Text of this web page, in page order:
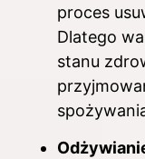
proces
Dlatego
stanu